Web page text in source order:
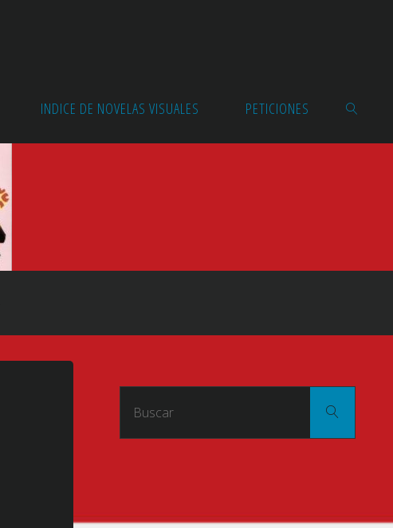
INDICE DE NOVELAS VISUALES PETICIONES
Buscar